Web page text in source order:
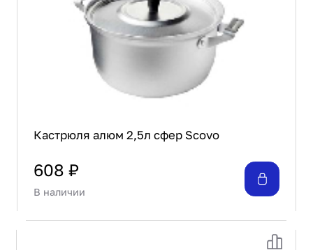
Кастрюля алюм 2,5л сфер Scovo
608 ₽
В наличии